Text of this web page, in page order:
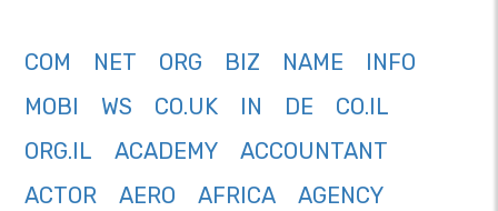
COM NET ORG BIZ NAME
INFO
MOBI
WS CO.UK IN DE
CO.IL
ORG.IL
ACADEMY
ACCOUNTANT
ACTOR
AERO AFRICA
AGENCY